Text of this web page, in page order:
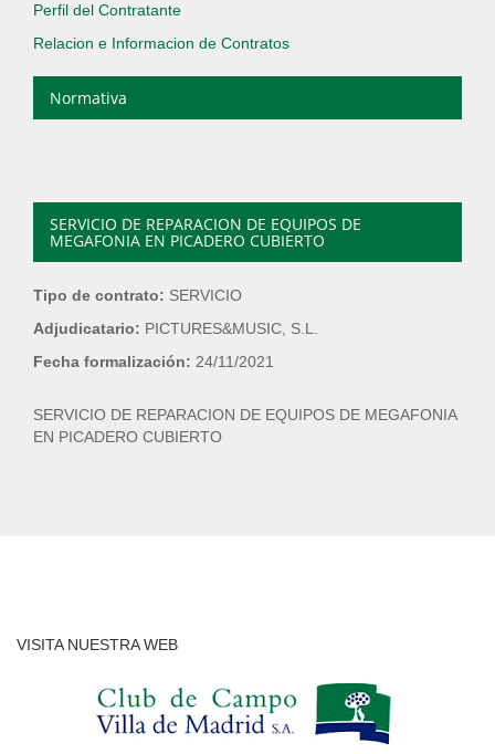
Perfil del Contratante
Relacion e Informacion de Contratos
Normativa
SERVICIO DE REPARACION DE EQUIPOS DE
MEGAFONIA EN PICADERO CUBIERTO
Tipo de contrato: SERVICIO
Adjudicatario: PICTURES&MUSIC, S.L.
Fecha formalización: 24/11/2021
SERVICIO DE REPARACION DE EQUIPOS DE MEGAFONIA
EN PICADERO CUBIERTO
VISITA NUESTRA WEB